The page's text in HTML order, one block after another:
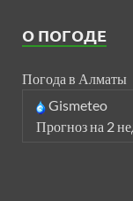
О ПОГОДЕ
Погода в Алматы
Gismeteo
Прогноз на 2